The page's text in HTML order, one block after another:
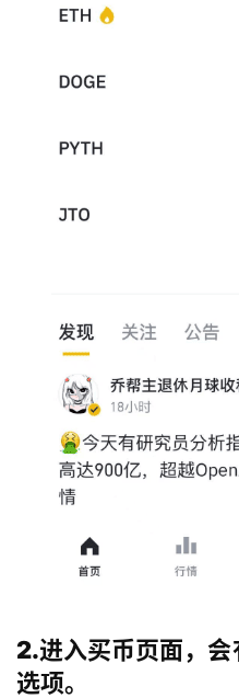
2.进入买币页面，
选项。